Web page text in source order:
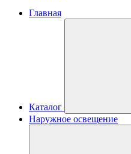
Главная
Каталог
Наружное освещение